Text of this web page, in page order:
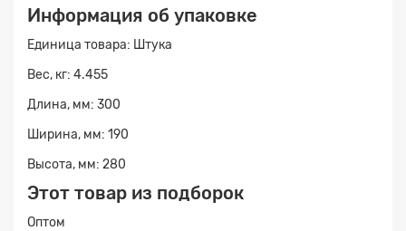
Информация об упаковке
Единица товара: Штука
Вес, кг: 4.455
Длина, мм: 300
Ширина, мм: 190
Высота, мм: 280
Этот товар из подборок
Оптом
Заявка на расчет